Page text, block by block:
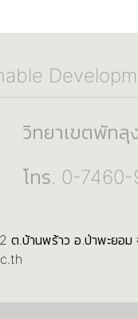
วิทยาเขตพัทลุ
โทร. 0-
ต.บ้านพร้าว อ.ป่าพะยอ